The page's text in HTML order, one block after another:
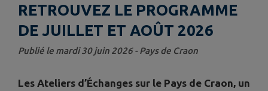
RETROUVEZ LE PROGRAMME
DE JUILLET ET AOÛT 2026
Publié le mardi 30 juin 2026 - Pays de Craon
Les Ateliers d’Échanges sur le Pays de Craon, un